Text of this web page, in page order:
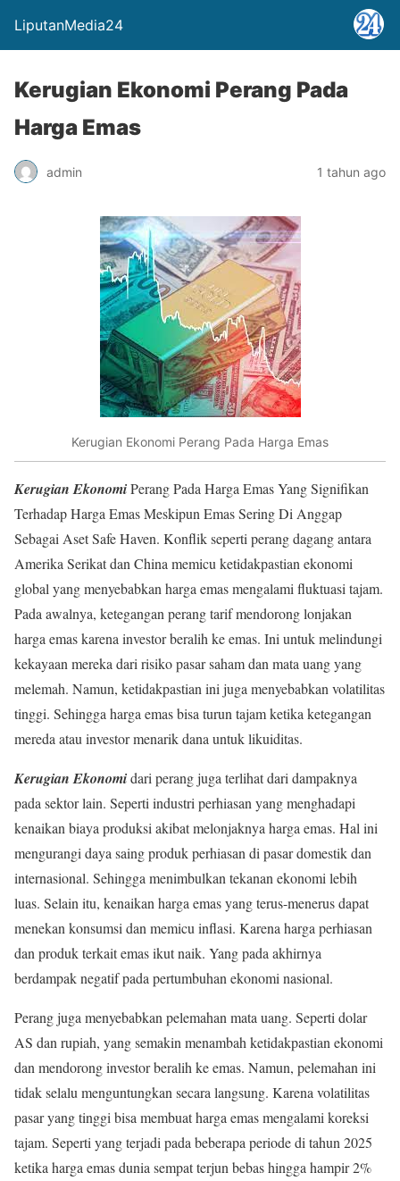
LiputanMedia24
Kerugian Ekonomi Perang Pada
Harga Emas
admin 1 tahun ago
Kerugian Ekonomi Perang Pada Harga Emas
Kerugian EkonomiPerang Pada Harga Emas Yang Signifikan
Terhadap Harga Emas Meskipun Emas Sering Di Anggap
Sebagai Aset Safe Haven. Konflik seperti perang dagang antara
Amerika Serikat dan China memicu ketidakpastian ekonomi
global yang menyebabkan harga emas mengalami fluktuasi tajam.
Pada awalnya, ketegangan perang tarif mendorong lonjakan
harga emas karena investor beralih ke emas. Ini untuk melindungi
kekayaan mereka dari risiko pasar saham dan mata uang yang
melemah. Namun, ketidakpastian ini juga menyebabkan volatilitas
tinggi. Sehingga harga emas bisa turun tajam ketika ketegangan
mereda atau investor menarik dana untuk likuiditas.
Kerugian Ekonomidari perang juga terlihat dari dampaknya
pada sektor lain. Seperti industri perhiasan yang menghadapi
kenaikan biaya produksi akibat melonjaknya harga emas. Hal ini
mengurangi daya saing produk perhiasan di pasar domestik dan
internasional. Sehingga menimbulkan tekanan ekonomi lebih
luas. Selain itu, kenaikan harga emas yang terus-menerus dapat
menekan konsumsi dan memicu inflasi. Karena harga perhiasan
dan produk terkait emas ikut naik. Yang pada akhirnya
berdampak negatif pada pertumbuhan ekonomi nasional.
Perang juga menyebabkan pelemahan mata uang. Seperti dolar
AS dan rupiah, yang semakin menambah ketidakpastian ekonomi
dan mendorong investor beralih ke emas. Namun, pelemahan ini
tidak selalu menguntungkan secara langsung. Karena volatilitas
pasar yang tinggi bisa membuat harga emas mengalami koreksi
tajam. Seperti yang terjadi pada beberapa periode di tahun 2025
ketika harga emas dunia sempat terjun bebas hingga hampir 2%